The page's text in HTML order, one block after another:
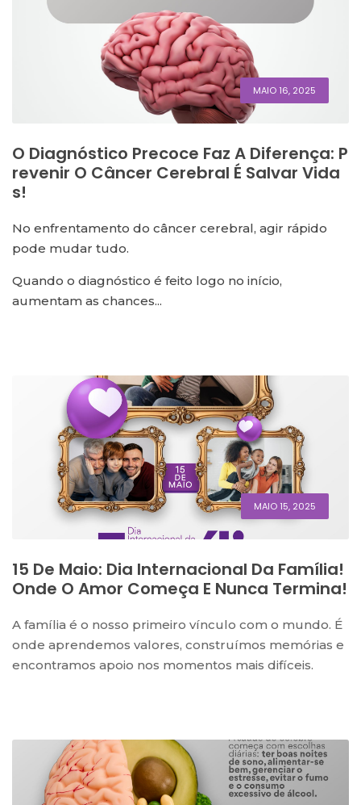
MAIO 16, 2025
O Diagnóstico Precoce Faz A Diferença: P
Revenir O Câncer Cerebral É Salvar Vida
S!
No enfrentamento do câncer cerebral, agir rápido
pode mudar tudo.
Quando o diagnóstico é feito logo no início,
aumentam as chances...
MAIO 15, 2025
15 De Maio: Dia Internacional Da Família!
Onde O Amor Começa E Nunca Termina!
A família é o nosso primeiro vínculo com o mundo. É
onde aprendemos valores, construímos memórias e
encontramos apoio nos momentos mais difíceis.